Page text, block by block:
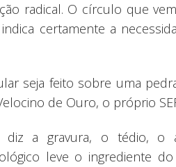
radical. O círculo que
certamente a
seja feito sobre uma
de Ouro, o próprio
a gravura, o tédio, o
leve o ingrediente